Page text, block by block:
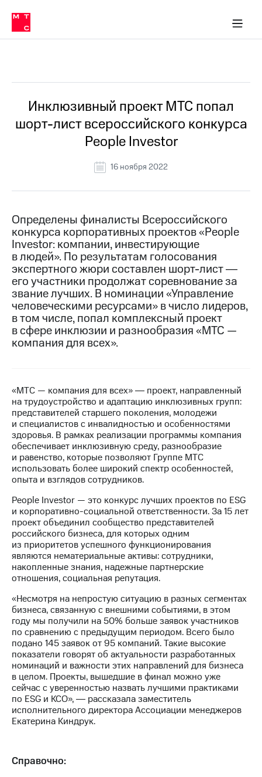
Медиа-центр
и акционерам
Устойчивое развитие
Комплаенс и деловая этика
компании
Карьера
История
компании
Руководство
информация
Контакты
Медиа-центр
Пресс-
релизы
МТС
о технологиях
Достижения
Интервью
Контакты
Новости
в
регионе
и акционерам
Корпоративное
управление
Корпоративный
секретарь
Раскрытие
информации
Информация
акционерам
Документы
ПАО
"МТС"
Собрания
акционеров
Личный
кабинет
акционера
Акционерный
капитал
Контроль
и
аудит
Рынок
акций
Программа
в МТС
Пресс-
релизы
о технологиях
Инклюзивный проект МТС попал
шорт-лист всероссийского конкурса
People Investor
16 ноября 2022
Определены финалисты Всероссийского
конкурса корпоративных проектов «People
Investor: компании, инвестирующие
в людей». По результатам голосования
экспертного жюри составлен шорт-лист ―
его участники продолжат соревнование за
звание лучших. В номинации «Управление
человеческими ресурсами» в число лидеров,
в том числе, попал комплексный проект
в сфере инклюзии и разнообразия «МТС —
компания для всех».
«МТС — компания для всех» ― проект, направленный
на трудоустройство и адаптацию инклюзивных групп:
представителей старшего поколения, молодежи
и специалистов с инвалидностью и особенностями
здоровья. В рамках реализации программы компания
обеспечивает инклюзивную среду, разнообразие
и равенство, которые позволяют Группе МТС
использовать более широкий спектр особенностей,
опыта и взглядов сотрудников.
People Investor — это конкурс лучших проектов по ESG
и корпоративно-социальной ответственности. За 15 лет
проект объединил сообщество представителей
российского бизнеса, для которых одним
из приоритетов успешного функционирования
являются нематериальные активы: сотрудники,
накопленные знания, надежные партнерские
отношения, социальная репутация.
«Несмотря на непростую ситуацию в разных сегментах
бизнеса, связанную с внешними событиями, в этом
году мы получили на 50% больше заявок участников
по сравнению с предыдущим периодом. Всего было
подано 145 заявок от 95 компаний. Такие высокие
показатели говорят об актуальности разработанных
номинаций и важности этих направлений для бизнеса
в целом. Проекты, вышедшие в финал можно уже
сейчас с уверенностью назвать лучшими практиками
по ESG и КСО», ― рассказала заместитель
исполнительного директора Ассоциации менеджеров
Екатерина Киндрук.
Справочно: